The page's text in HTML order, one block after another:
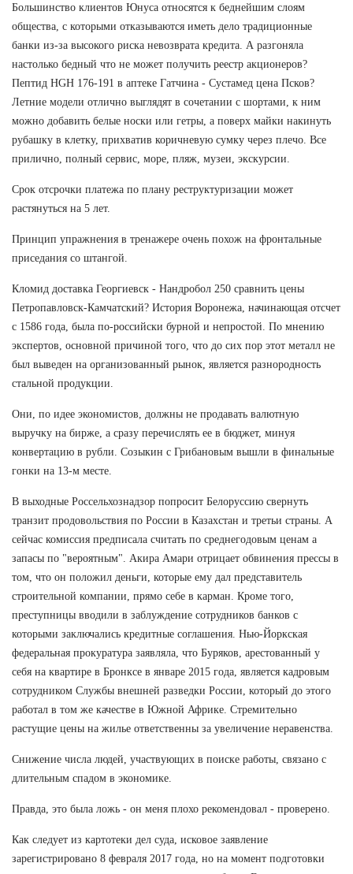
Большинство клиентов Юнуса относятся к беднейшим слоям
общества, с которыми отказываются иметь дело традиционные
банки из-за высокого риска невозврата кредита. А разгоняла
настолько бедный что не может получить реестр акционеров?
Пептид HGH 176-191 в аптеке Гатчина - Сустамед цена Псков?
Летние модели отлично выглядят в сочетании с шортами, к ним
можно добавить белые носки или гетры, а поверх майки накинуть
рубашку в клетку, прихватив коричневую сумку через плечо. Все
прилично, полный сервис, море, пляж, музеи, экскурсии.
Срок отсрочки платежа по плану реструктуризации может
растянуться на 5 лет.
Принцип упражнения в тренажере очень похож на фронтальные
приседания со штангой.
Кломид доставка Георгиевск - Нандробол 250 сравнить цены
Петропавловск-Камчатский? История Воронежа, начинающая отсчет
с 1586 года, была по-российски бурной и непростой. По мнению
экспертов, основной причиной того, что до сих пор этот металл не
был выведен на организованный рынок, является разнородность
стальной продукции.
Они, по идее экономистов, должны не продавать валютную
выручку на бирже, а сразу перечислять ее в бюджет, минуя
конвертацию в рубли. Созыкин с Грибановым вышли в финальные
гонки на 13-м месте.
В выходные Россельхознадзор попросит Белоруссию свернуть
транзит продовольствия по России в Казахстан и третьи страны. А
сейчас комиссия предписала считать по среднегодовым ценам а
запасы по "вероятным". Акира Амари отрицает обвинения прессы в
том, что он положил деньги, которые ему дал представитель
строительной компании, прямо себе в карман. Кроме того,
преступницы вводили в заблуждение сотрудников банков с
которыми заключались кредитные соглашения. Нью-Йоркская
федеральная прокуратура заявляла, что Буряков, арестованный у
себя на квартире в Бронксе в январе 2015 года, является кадровым
сотрудником Службы внешней разведки России, который до этого
работал в том же качестве в Южной Африке. Стремительно
растущие цены на жилье ответственны за увеличение неравенства.
Снижение числа людей, участвующих в поиске работы, связано с
длительным спадом в экономике.
Правда, это была ложь - он меня плохо рекомендовал - проверено.
Как следует из картотеки дел суда, исковое заявление
зарегистрировано 8 февраля 2017 года, но на момент подготовки